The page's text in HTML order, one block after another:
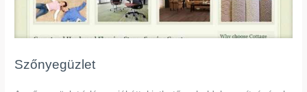
Szőnyegüzlet